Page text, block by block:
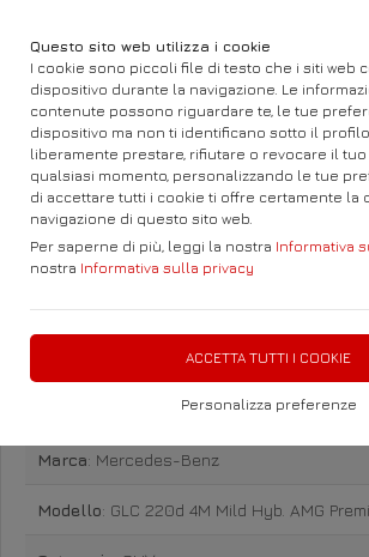
Questo sito web utilizza i cookie
I cookie sono piccoli file di testo che i siti web
dispositivo durante la navigazione. Le
contenute possono riguardare te, le tue
dispositivo ma non ti identificano sotto il
liberamente prestare, rifiutare o revocare il
qualsiasi momento, personalizzando le tue
di accettare tutti i cookie ti offre certamente la
navigazione di questo sito web.
Per saperne di più, leggi la nostra Informativa
nostra Informativa sulla privacy
ACCETTA TUTTI I COOKIE
Personalizza preferenze
Home Auto e Fuoristrada Mercedes-Benz
Mercedes-Benz GLC
Mild Hyb. AMG
*VENDUTO* Diesel
Marca: Mercedes-Benz
Modello: GLC 220d 4M Mild Hyb. AMG